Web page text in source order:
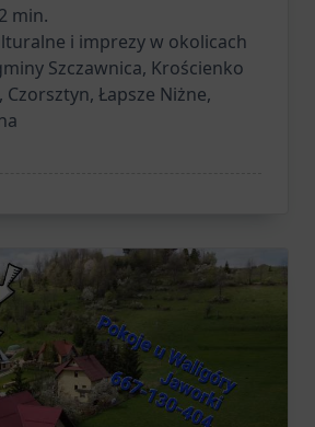
2 min.
i imprezy w okolicach
Szczawnica, Krościenko
Łapsze Niżne,